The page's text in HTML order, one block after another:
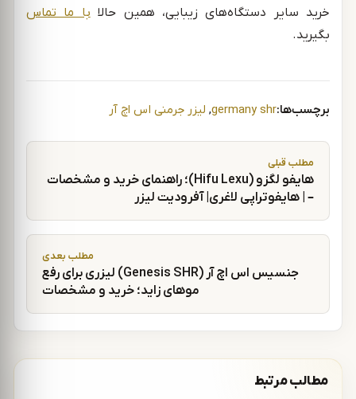
خرید سایر دستگاه‌های زیبایی، همین حالابا ما تماس
بگیرید.
برچسب‌ها:germany shr
, لیزر جرمنی اس اچ آر
راهبری نوشته
مطلب قبلی
هایفو لگزو (Hifu Lexu)؛ راهنمای خرید و مشخصات
– | هایفوتراپی لاغری| آفرودیت لیزر
مطلب بعدی
جنسیس اس اچ آر (Genesis SHR) لیزری برای رفع
موهای زاید؛ خرید و مشخصات
مطالب مرتبط